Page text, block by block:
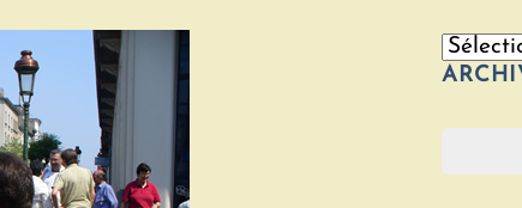
Archives